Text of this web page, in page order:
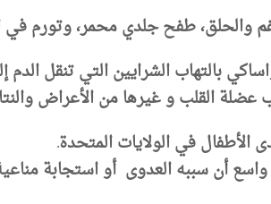
والحلق، طفح جلدي محمر، وتورم في
بالتهاب الشرايين التي تنقل الدم
عضلة القلب و غيرها من الأعراض
في الولايات المتحدة.
أن سببه العدوى أو استجابة